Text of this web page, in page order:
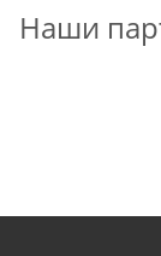
монтаж
проката,
Наши